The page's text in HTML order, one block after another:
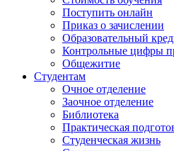
Поступить онлайн
Приказ о зачислении
Образовательный
Контрольные цифры
Общежитие
Студентам
Очное отделение
Заочное отделение
Библиотека
Практическая
Студенческая жизнь